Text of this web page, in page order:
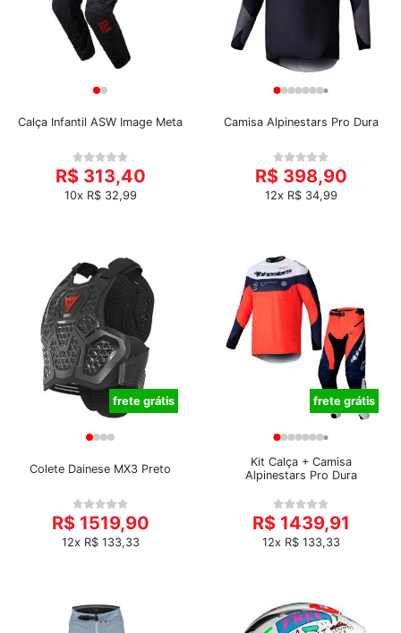
Calça Infantil ASW Image Meta
R$ 313,40
10x R$ 32,99
Camisa Alpinestars Pro Dura
R$ 398,90
12x R$ 34,99
frete grátis
Colete Dainese MX3 Preto
R$ 1519,90
12x R$ 133,33
frete grátis
Kit Calça + Camisa
Alpinestars Pro Dura
R$ 1439,91
12x R$ 133,33